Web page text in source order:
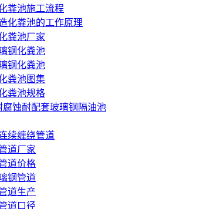
粪池施工流程
化粪池的工作原理
粪池厂家
钢化粪池
钢化粪池
粪池图集
粪池规格
腐蚀耐配套玻璃钢隔油池
续缠绕管道
道厂家
道价格
钢管道
道生产
道口径